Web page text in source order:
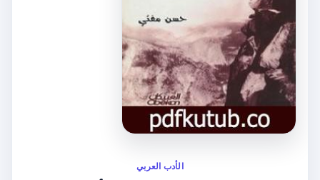
الأدب العربي